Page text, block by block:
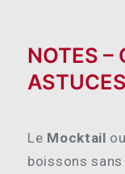
NOTES –
Le Mocktail ou
boissons